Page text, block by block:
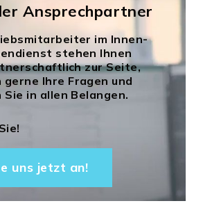
Ansprechpartner
im Innen-
stehen Ihnen
zur Seite,
Ihre Fragen und
in allen Belangen.
uns jetzt an!